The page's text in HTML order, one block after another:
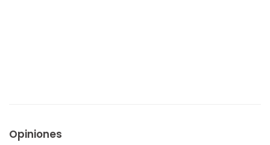
Opiniones